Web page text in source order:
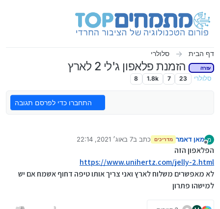
דף הבית סלולרי
עזרה הזמנת פלאפון ג'לי 2 לארץ
סלולרי 23
7
1.8k
8
התחברו כדי לפרסם תגובה
מ
מנותק
מאן דאמר מדריכים כתב ב7 באוג׳ 2021, 22:14
נערך לאחרונה על ידי חברים
הפלאפון הזה
https://www.unihertz.com/jelly-2.html
לא מאפשרים משלוח לארץ ואני צריך אותו טיפה דחוף אשמח אם יש
למישהו פתרון